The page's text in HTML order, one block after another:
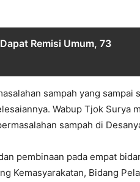
Remisi Umum, 73
sampah yang sampai
Wabup Tjok Surya
sampah di
pembinaan pada empat
Kemasyarakatan, Bidang